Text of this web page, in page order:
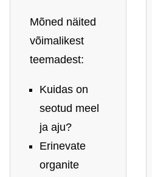
Mõned näited
võimalikest
teemadest:
Kuidas on
seotud meel
ja aju?
Erinevate
organite